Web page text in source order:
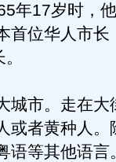
年17岁时，
首位华人市长
市。走在大
或者黄种人。
语等其他语言